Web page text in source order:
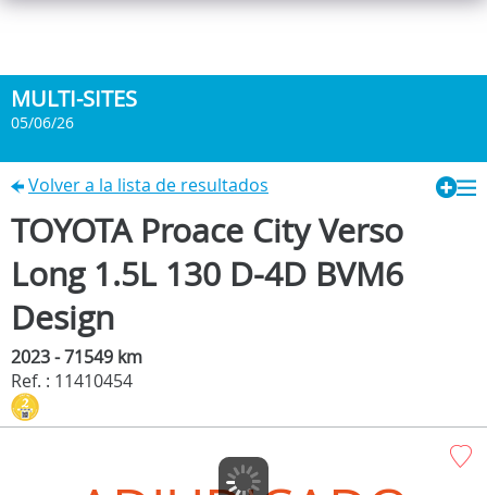
MULTI-SITES
05/06/26
Volver a la lista de resultados
TOYOTA Proace City Verso
Long 1.5L 130 D-4D BVM6
Design
2023 - 71549 km
Ref. : 11410454